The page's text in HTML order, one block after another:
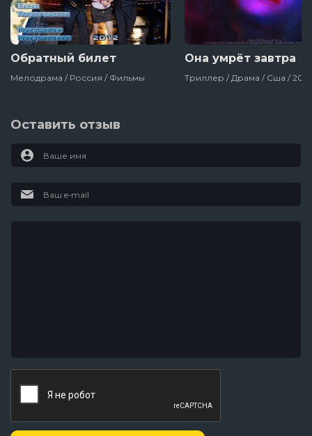
Обратный билет
Мелодрама / Россия / Фильмы
Она умрёт завтра
Оставить отзыв